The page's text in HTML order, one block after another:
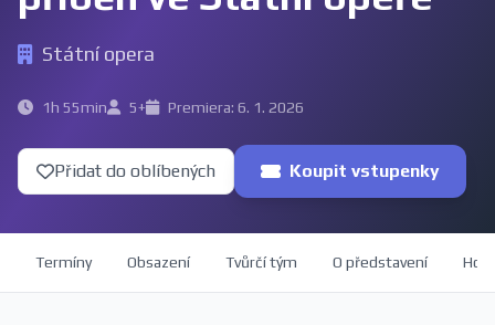
Státní opera
1h 55min 5+ Premiera: 6. 1. 2026
Přidat do oblíbených Koupit vstupenky
Termíny Obsazení Tvůrčí tým O představení